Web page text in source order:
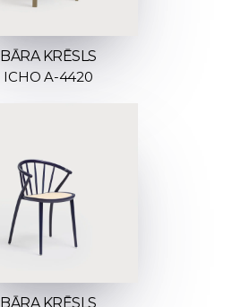
BĀRA KRĒSLS
ICHO A-4420
BĀRA KRĒSLS